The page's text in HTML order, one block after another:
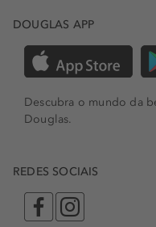
DOUGLAS APP
Descubra o mundo da
Douglas.
REDES SOCIAIS